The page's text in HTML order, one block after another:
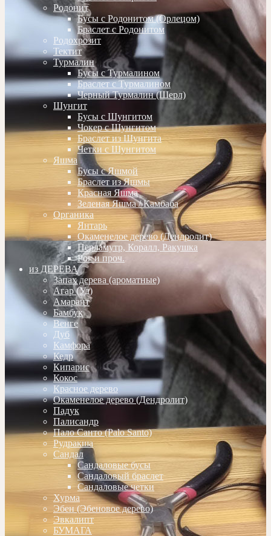
Родонит
Бусы с Родонитом (Орлецом)
Браслет с Родонитом
Родохрозит
Тектит
Турмалин
Бусы с Турмалином
Браслет с Турмалином
Черный Турмалин (Шерл)
Шунгит
Бусы с Шунгитом
Чокер с Шунгитом
Браслет из Шунгита
Четки с Шунгитом
Яшма
Бусы с Яшмой
Браслет из Яшмы
Красная Яшма
Зеленая Яшма / Камбаба
Органика
Янтарь
Окаменелое дерево (Дендролит)
Перламутр, Коралл, Ракушка
Рог и проч.
из ДЕРЕВА
Запах дерева (ароматные)
Агар (Уд)
Амарант
Бамбук
Венге
Дуб
Камфора
Кедр
Кипарис
Кокос
Красное дерево
Окаменелое дерево (Дендролит)
Падук
Палисандр
Пало Санто (Palo Santo)
Рудракша
Сандал
Сандаловые бусы
Сандаловый браслет
Сандаловые четки
Хурма
Эбен (Эбеновое дерево)
Эвкалипт
БУМАГА